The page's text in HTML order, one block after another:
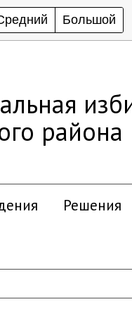
Большой
района
Решения